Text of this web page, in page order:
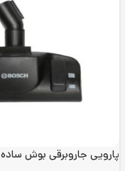
پارویی جاروبرقی بوش ساده